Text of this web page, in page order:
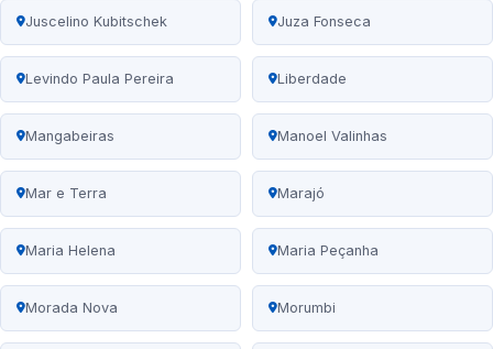
Juscelino Kubitschek Juza Fonseca
Levindo Paula Pereira Liberdade
Mangabeiras Manoel Valinhas
Mar e Terra Marajó
Maria Helena Maria Peçanha
Morada Nova Morumbi